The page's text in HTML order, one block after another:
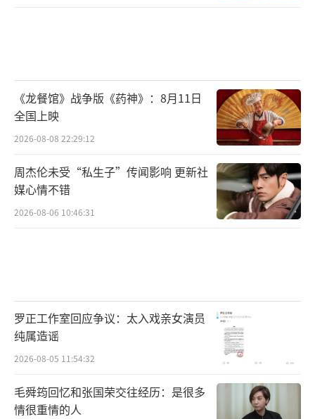
《龙餐馆》战争版《药神》：8月11日
全国上映
2026-08-08 22:29:12
周杰伦未受“私生子”传闻影响 更新社
媒心情不错
2026-08-06 10:46:31
罗正工作室回应争议：太入戏亲女演员
纯属造谣
2026-08-05 11:54:32
毛舜筠回忆和张国荣交往经历：是很多
情很重情的人